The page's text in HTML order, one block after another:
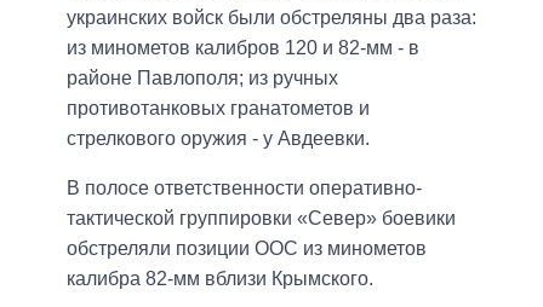
украинских войск были обстреляны два раза:
из минометов калибров 120 и 82-мм - в
районе Павлополя; из ручных
противотанковых гранатометов и
стрелкового оружия - у Авдеевки.
В полосе ответственности оперативно-
тактической группировки «Север» боевики
обстреляли позиции ООС из минометов
калибра 82-мм вблизи Крымского.